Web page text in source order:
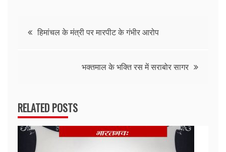
Postहिमांचल के मंत्री पर मारपीट के गंभीर आरोप
भक्तमाल के भक्ति रस में सराबोर सागर
RELATED POSTS